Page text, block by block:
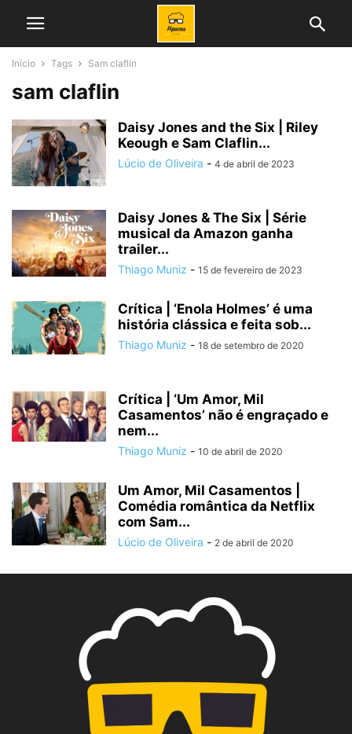
Início Tags Sam claflin
sam claflin
Daisy Jones and the Six | Riley
Keough e Sam Claflin...
Lúcio de Oliveira - 4 de abril de 2023
Daisy Jones & The Six | Série
musical da Amazon ganha
trailer...
Thiago Muniz - 15 de fevereiro de 2023
Crítica | ‘Enola Holmes’ é uma
história clássica e feita sob...
Thiago Muniz - 18 de setembro de 2020
Crítica | ‘Um Amor, Mil
Casamentos’ não é engraçado e
nem...
Thiago Muniz - 10 de abril de 2020
Um Amor, Mil Casamentos |
Comédia romântica da Netflix
com Sam...
Lúcio de Oliveira - 2 de abril de 2020